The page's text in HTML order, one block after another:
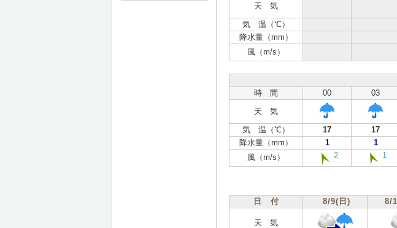
天 気
気 温（℃）
降水量（mm）
風（m/s）
時 間
00 03
天 気
気 温（℃）
17 17
降水量（mm）
1 1
風（m/s）
2 1
日 付 8/9(日) 8/
天 気